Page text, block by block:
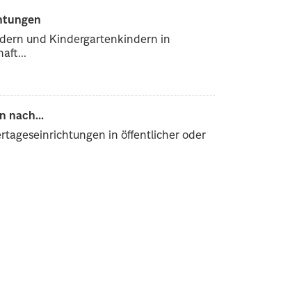
und Kindergartenkindern in
nach...
in öffentlicher oder